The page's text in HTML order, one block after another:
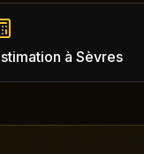
à Sèvres